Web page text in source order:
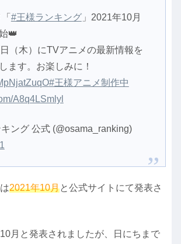
#王様ランキング」2021年10月
👑
（木）にTVアニメの最新情報を
ます。お楽しみに！
#王様アニメ制作中
A8q4LSmlyl
ング 公式 (@osama_ranking)
2021年10月と公式サイトにて発表さ
月と発表されましたが、日にちまで